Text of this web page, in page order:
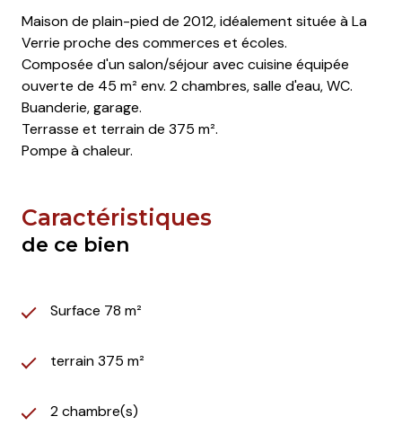
Maison de plain-pied de 2012, idéalement située à La
Verrie proche des commerces et écoles.
Composée d'un salon/séjour avec cuisine équipée
ouverte de 45 m² env. 2 chambres, salle d'eau, WC.
Buanderie, garage.
Terrasse et terrain de 375 m².
Pompe à chaleur.
Caractéristiques
de ce bien
Surface 78 m²
terrain 375 m²
2 chambre(s)